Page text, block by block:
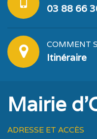
03 88 66
COMMENT
Itinéraire
Mairie
ADRESSE ET ACCÈS